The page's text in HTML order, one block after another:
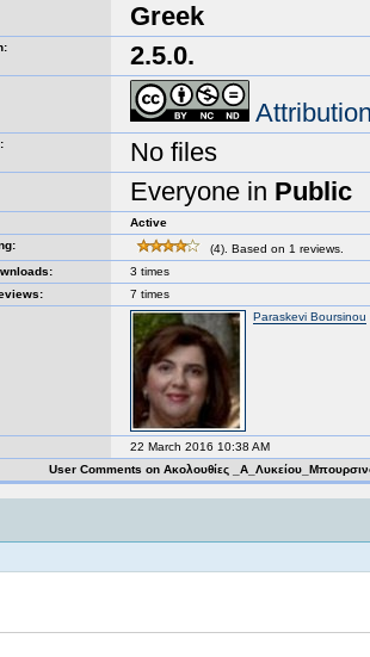
Greek
2.5.0.
No files
Everyone in Public
Active
(4). Based on 1 reviews.
3 times
7 times
Paraskevi Boursinou
22 March 2016 10:38 AM
User Comments on Ακολουθίες